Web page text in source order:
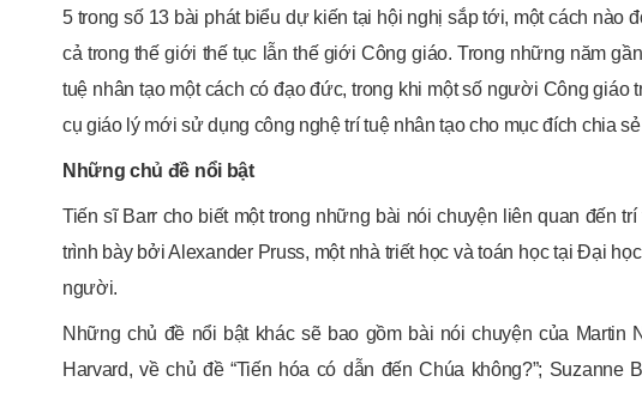
5 trong số 13 bài phát biểu dự kiến ​​tại hội nghị sắp tới, một cách nào
cả trong thế giới thế tục lẫn thế giới Công giáo. Trong những năm
tuệ nhân tạo một cách có đạo đức, trong khi một số người Công giáo
cụ giáo lý mới sử dụng công nghệ trí tuệ nhân tạo cho mục đích chia
Những chủ đề nổi bật
Tiến sĩ Barr cho biết một trong những bài nói chuyện liên quan đến
trình bày bởi Alexander Pruss, một nhà triết học và toán học tại Đại
người.
Những chủ đề nổi bật khác sẽ bao gồm bài nói chuyện của Martin
Harvard, về chủ đề “Tiến hóa có dẫn đến Chúa không?”;